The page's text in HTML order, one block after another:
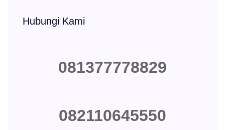
Hubungi Kami
081377778829
082110645550